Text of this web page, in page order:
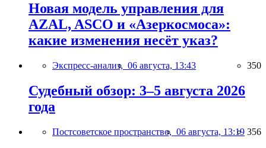
Новая модель управления для
AZAL, ASCO и «Азеркосмоса»:
какие изменения несёт указ?
Экспресс-анализ, 06 августа, 13:43 350
Судебный обзор: 3–5 августа 2026
года
Постсоветское пространство, 06 августа, 13:19 356